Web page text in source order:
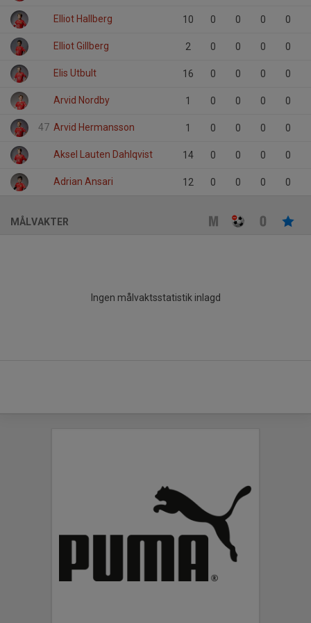
Elliot Hallberg 10 0 0 0 0
Elliot Gillberg 2 0 0 0 0
Elis Utbult 16 0 0 0 0
Arvid Nordby 1 0 0 0 0
47 Arvid Hermansson 1 0 0 0 0
Aksel Lauten Dahlqvist 14 0 0 0 0
Adrian Ansari 12 0 0 0 0
MÅLVAKTER
Ingen målvaktsstatistik inlagd